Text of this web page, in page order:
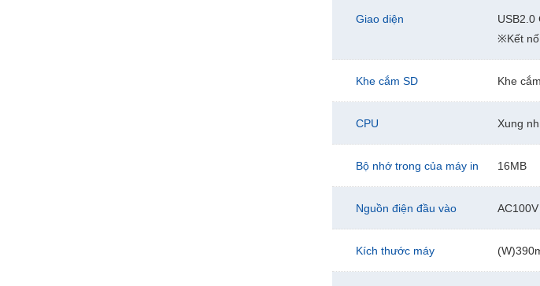
Giao diện
USB2.0
※Kết
Khe cắm SD Khe
CPU Xung
Bộ nhớ trong của máy in 16MB
Nguồn điện đầu vào
Kích thước máy